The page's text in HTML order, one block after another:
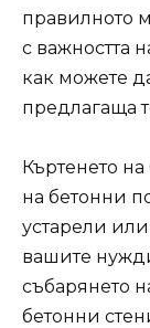
правилното
с важността
как можете
предлагаща
Къртенето
на бетонни
устарели или
вашите
събарянето
бетонни